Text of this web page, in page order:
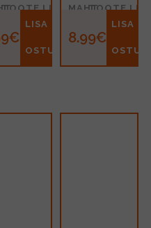
TOOTE LIIK
SiirupLISA
OSTUKORVI
MAHTTOOTE LIIK
Siirup
8.99€
LISA